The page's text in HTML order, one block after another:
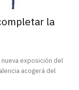
la
nueva exposición del
acogerá del